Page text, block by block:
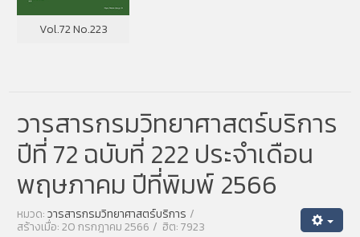
Vol.72 No.223
วารสารกรมวิทยาศาสตร์บริการ
ปีที่ 72 ฉบับที่ 222 ประจำเดือน
พฤษภาคม ปีที่พิมพ์ 2566
หมวด:วารสารกรมวิทยาศาสตร์บริการ
สร้างเมื่อ: 20 กรกฎาคม 2566 ฮิต: 7923